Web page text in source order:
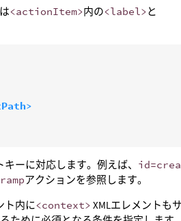
<actionItem>内の<label>と
ーに対応します。例えば、
アクションを参照します。
ト内に<context> XMLエレメントも